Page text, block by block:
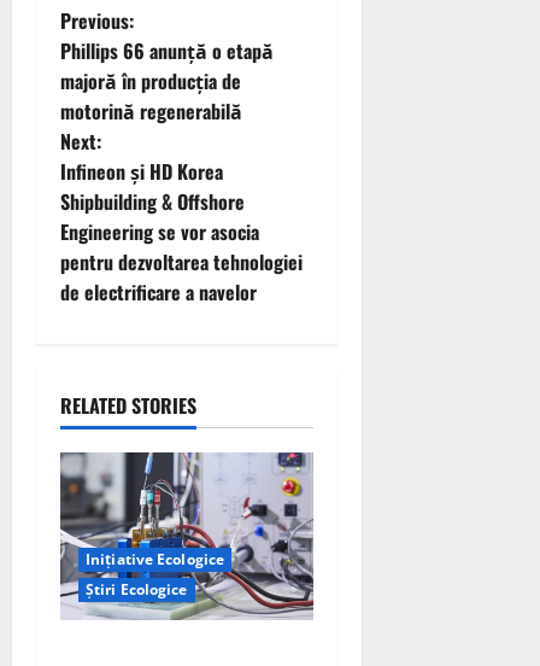
P
o
s
t
n
a
i
g
a
t
i
o
Previous:
Phillips 66 anunță o etapă
majoră în producția de
motorină regenerabilă
Next:
Infineon și HD Korea
Shipbuilding & Offshore
Engineering se vor asocia
pentru dezvoltarea tehnologiei
de electrificare a navelor
RELATED STORIES
Inițiative Ecologice
Știri Ecologice